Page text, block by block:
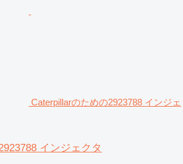
Caterpillarのための2923788 インジェ
インジェクタ